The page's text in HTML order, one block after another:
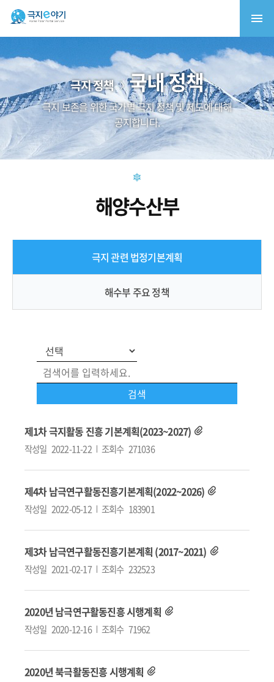
극지 정책 국내 정책
극지 보존을 위한 국가별 극지 정책 및 제도에 대해
공지합니다.
해양수산부
극지 관련 법정기본계획
해수부 주요 정책
제1차 극지활동 진흥 기본계획(2023~2027)
작성일 2022-11-22 조회수 271036
제4차 남극연구활동진흥기본계획(2022~2026)
작성일 2022-05-12 조회수 183901
제3차 남극연구활동진흥기본계획 (2017~2021)
작성일 2021-02-17 조회수 232523
2020년 남극연구활동진흥 시행계획
작성일 2020-12-16 조회수 71962
2020년 북극활동진흥 시행계획